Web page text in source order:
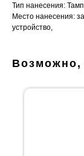
Тип нанесения:
Место нанесения:
устройство,
Возможно,